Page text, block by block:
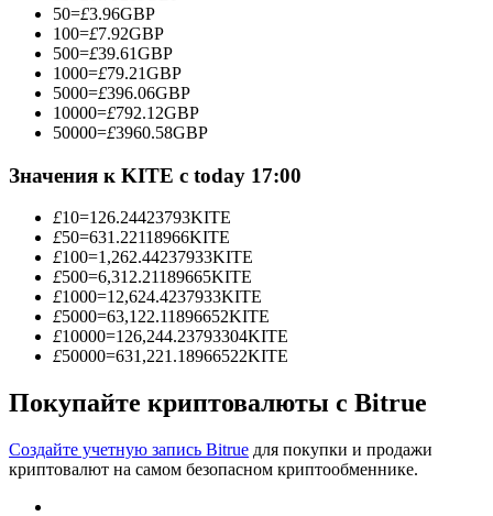
Станьте копи-трейдером
Наслаждайтесь распределением прибыли и комиссиями
за копи-трейдинг
Информация
50=£3.96GBP
100=£7.92GBP
500=£39.61GBP
1000=£79.21GBP
5000=£396.06GBP
10000=£792.12GBP
50000=£3960.58GBP
Значения к KITE с today 17:00
£10=126.24423793KITE
£50=631.22118966KITE
£100=1,262.44237933KITE
£500=6,312.21189665KITE
£1000=12,624.4237933KITE
£5000=63,122.11896652KITE
£10000=126,244.23793304KITE
£50000=631,221.18966522KITE
Покупайте криптовалюты с Bitrue
Создайте учетную запись Bitrue для покупки и продажи
криптовалют на самом безопасном криптообменнике.